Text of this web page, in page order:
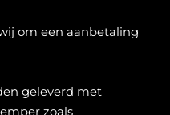
om een aanbetaling
geleverd met
zoals